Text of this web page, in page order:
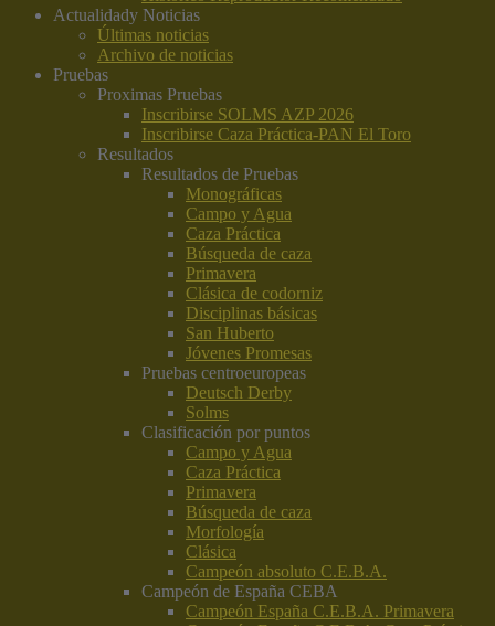
Actualidady Noticias
Últimas noticias
Archivo de noticias
Pruebas
Proximas Pruebas
Inscribirse SOLMS AZP 2026
Inscribirse Caza Práctica-PAN El Toro
Resultados
Resultados de Pruebas
Monográficas
Campo y Agua
Caza Práctica
Búsqueda de caza
Primavera
Clásica de codorniz
Disciplinas básicas
San Huberto
Jóvenes Promesas
Pruebas centroeuropeas
Deutsch Derby
Solms
Clasificación por puntos
Campo y Agua
Caza Práctica
Primavera
Búsqueda de caza
Morfología
Clásica
Campeón absoluto C.E.B.A.
Campeón de España CEBA
Campeón España C.E.B.A. Primavera